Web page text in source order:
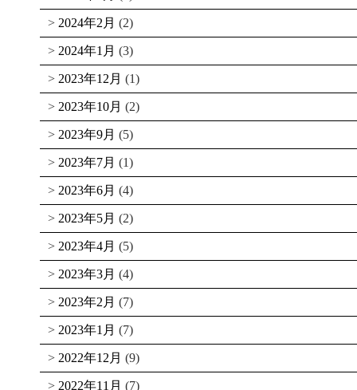
2024年2月 (2)
2024年1月 (3)
2023年12月 (1)
2023年10月 (2)
2023年9月 (5)
2023年7月 (1)
2023年6月 (4)
2023年5月 (2)
2023年4月 (5)
2023年3月 (4)
2023年2月 (7)
2023年1月 (7)
2022年12月 (9)
2022年11月 (7)